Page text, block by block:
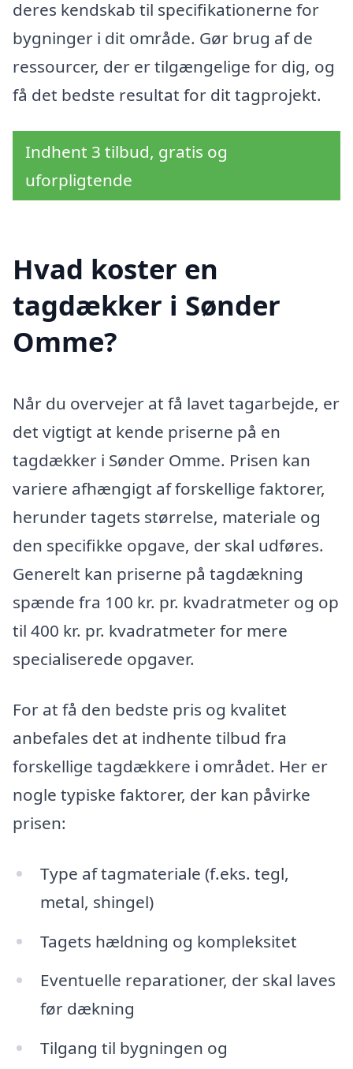
deres kendskab til specifikationerne for
bygninger i dit område. Gør brug af de
ressourcer, der er tilgængelige for dig, og
få det bedste resultat for dit tagprojekt.
Indhent 3 tilbud, gratis og
uforpligtende
Hvad koster en
tagdækker i Sønder
Omme?
Når du overvejer at få lavet tagarbejde, er
det vigtigt at kende priserne på en
tagdækker i Sønder Omme. Prisen kan
variere afhængigt af forskellige faktorer,
herunder tagets størrelse, materiale og
den specifikke opgave, der skal udføres.
Generelt kan priserne på tagdækning
spænde fra 100 kr. pr. kvadratmeter og op
til 400 kr. pr. kvadratmeter for mere
specialiserede opgaver.
For at få den bedste pris og kvalitet
anbefales det at indhente tilbud fra
forskellige tagdækkere i området. Her er
nogle typiske faktorer, der kan påvirke
prisen:
Type af tagmateriale (f.eks. tegl,
metal, shingel)
Tagets hældning og kompleksitet
Eventuelle reparationer, der skal laves
før dækning
Tilgang til bygningen og